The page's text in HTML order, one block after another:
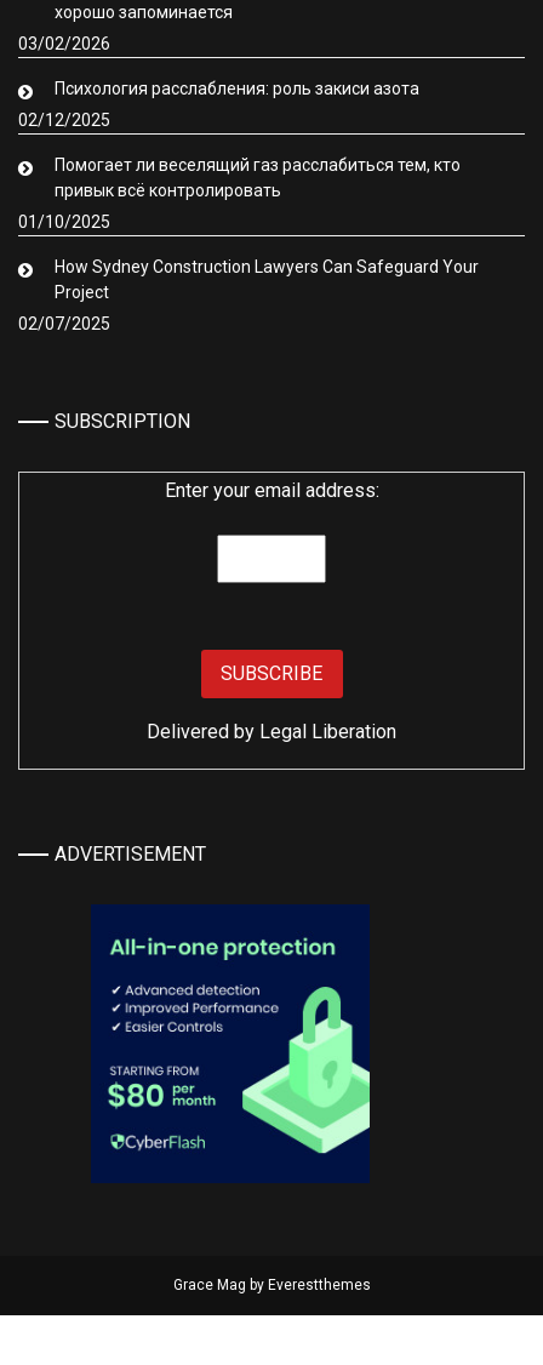
хорошо запоминается
03/02/2026
Психология расслабления: роль закиси азота
02/12/2025
Помогает ли веселящий газ расслабиться тем, кто
привык всё контролировать
01/10/2025
How Sydney Construction Lawyers Can Safeguard Your
Project
02/07/2025
SUBSCRIPTION
Enter your email address:
Delivered by Legal Liberation
ADVERTISEMENT
Grace Mag by Everestthemes